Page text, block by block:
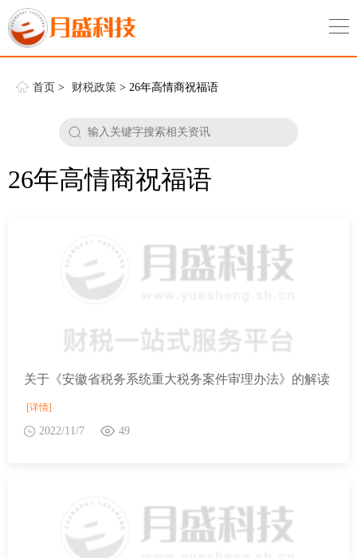
首页 > 财税政策 > 26年高情商祝福语
26年高情商祝福语
关于《安徽省税务系统重大税务案件审理办法》的解读
[详情]
2022/11/7 49